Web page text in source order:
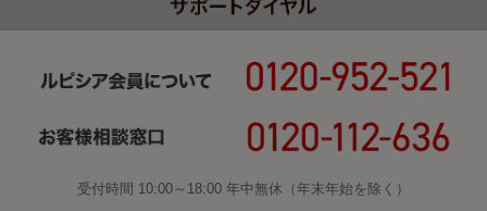
受付時間 10:00～18:00 年中無休（年末年始を除く）